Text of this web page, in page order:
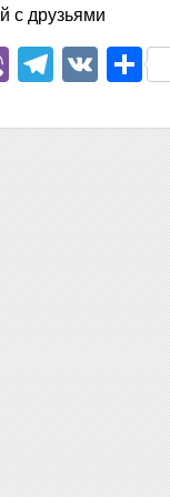
с друзьями
Viber VK